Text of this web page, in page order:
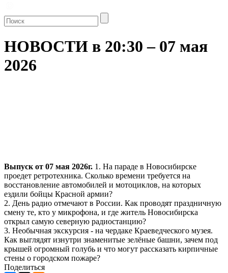
НОВОСТИ в 20:30 – 07 мая
2026
Выпуск от 07 мая 2026г. 1. На параде в Новосибирске
проедет ретротехника. Сколько времени требуется на
восстановление автомобилей и мотоциклов, на которых
ездили бойцы Красной армии?
2. День радио отмечают в России. Как проводят праздничную
смену те, кто у микрофона, и где житель Новосибирска
открыл самую северную радиостанцию?
3. Необычная экскурсия - на чердаке Краеведческого музея.
Как выглядят изнутри знаменитые зелёные башни, зачем под
крышей огромный голубь и что могут рассказать кирпичные
стены о городском пожаре?
Поделиться